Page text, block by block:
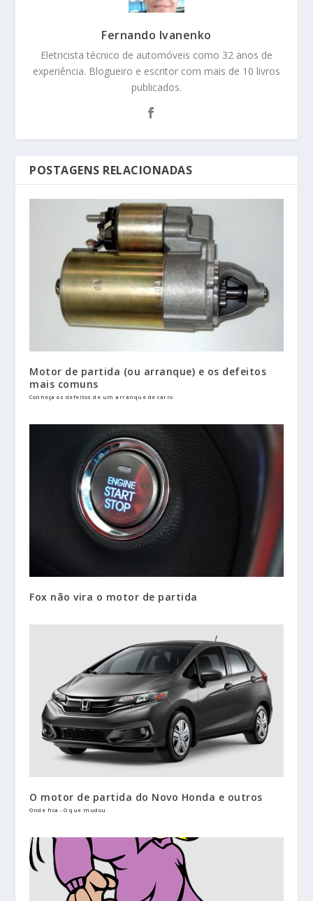
Fernando Ivanenko
Eletricista técnico de automóveis como 32 anos de
experiência. Blogueiro e escritor com mais de 10 livros
publicados.
POSTAGENS RELACIONADAS
Motor de partida (ou arranque) e os defeitos
mais comuns
Conheça os defeitos de um arranque de carro
Fox não vira o motor de partida
O motor de partida do Novo Honda e outros
Onde fica - O que mudou